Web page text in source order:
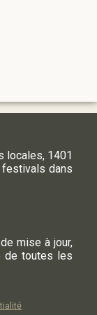
locales, 1401
dans
mise à jour,
de toutes les